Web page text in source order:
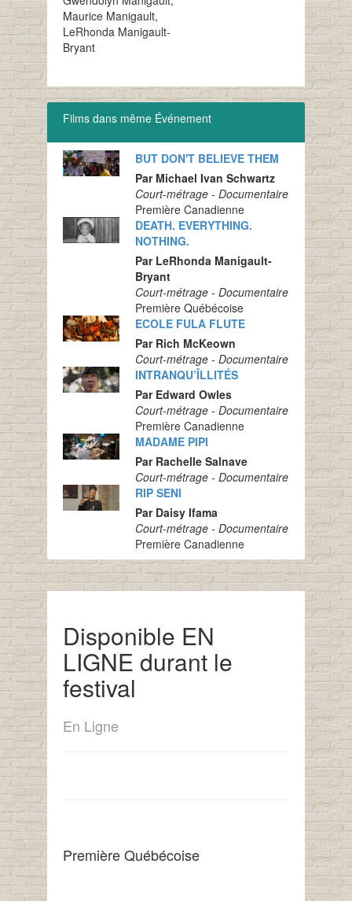
Maurice Manigault,
LeRhonda Manigault-
Bryant
Films dans même Événement
BUT DON'T BELIEVE THEM
Par Michael Ivan Schwartz
Court-métrage - Documentaire
Première Canadienne
DEATH. EVERYTHING.
NOTHING.
Par LeRhonda Manigault-
Bryant
Court-métrage - Documentaire
Première Québécoise
ECOLE FULA FLUTE
Par Rich McKeown
Court-métrage - Documentaire
INTRANQU’ÎLLITÉS
Par Edward Owles
Court-métrage - Documentaire
Première Canadienne
MADAME PIPI
Par Rachelle Salnave
Court-métrage - Documentaire
RIP SENI
Par Daisy Ifama
Court-métrage - Documentaire
Première Canadienne
Disponible EN
LIGNE durant le
festival
En Ligne
Première Québécoise